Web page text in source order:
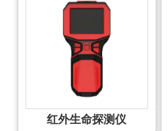
红外生命探测仪